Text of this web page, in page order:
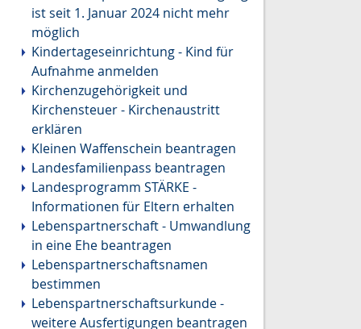
ist seit 1. Januar 2024 nicht mehr
möglich
Kindertageseinrichtung - Kind für
Aufnahme anmelden
Kirchenzugehörigkeit und
Kirchensteuer - Kirchenaustritt
erklären
Kleinen Waffenschein beantragen
Landesfamilienpass beantragen
Landesprogramm STÄRKE -
Informationen für Eltern erhalten
Lebenspartnerschaft - Umwandlung
in eine Ehe beantragen
Lebenspartnerschaftsnamen
bestimmen
Lebenspartnerschaftsurkunde -
weitere Ausfertigungen beantragen